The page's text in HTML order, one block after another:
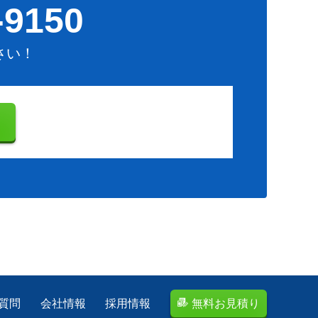
！
問 会社情報 採用情報 無料お見積り